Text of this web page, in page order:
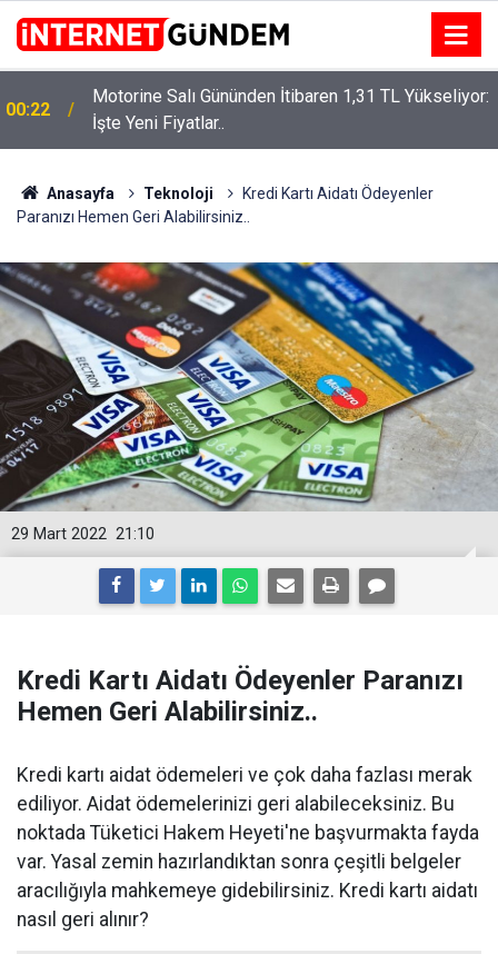
00:22
Motorine Salı Gününden İtibaren 1,31 TL Yükseliyor:
İşte Yeni Fiyatlar..
Anasayfa Teknoloji
Kredi Kartı Aidatı Ödeyenler
Paranızı Hemen Geri Alabilirsiniz..
21:10
29 Mart 2022
Kredi Kartı Aidatı Ödeyenler Paranızı
Hemen Geri Alabilirsiniz..
Kredi kartı aidat ödemeleri ve çok daha fazlası merak
ediliyor. Aidat ödemelerinizi geri alabileceksiniz. Bu
noktada Tüketici Hakem Heyeti'ne başvurmakta fayda
var. Yasal zemin hazırlandıktan sonra çeşitli belgeler
aracılığıyla mahkemeye gidebilirsiniz. Kredi kartı aidatı
nasıl geri alınır?